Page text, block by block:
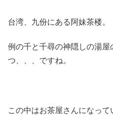
台湾、九份にある阿妹茶楼。
例の千と千尋の神隠しの湯
つ、、、ですね。
この中はお茶屋さんになって